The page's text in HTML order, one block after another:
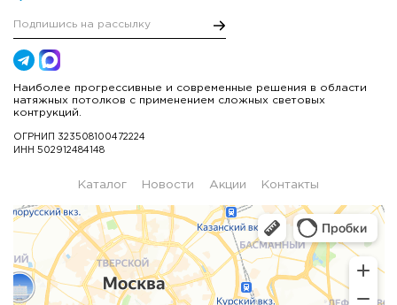
Наиболее прогрессивные и современные решения в области
натяжных потолков с применением сложных световых
контрукций.
ОГРНИП 323508100472224
ИНН 502912484148
Каталог Новости Акции Контакты